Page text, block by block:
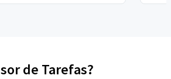
de Tarefas?